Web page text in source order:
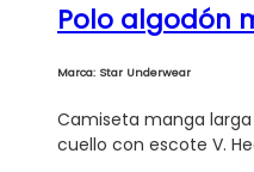
Polo algodón
Marca: Star Underwear
Camiseta manga
cuello con escote V.